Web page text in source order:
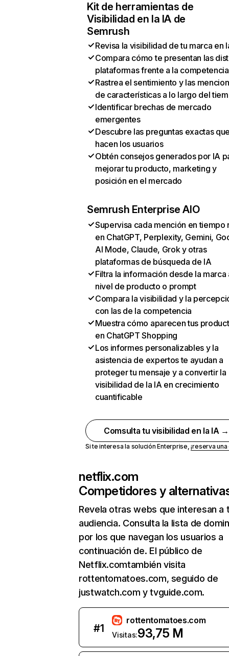
Kit de herramientas de
Visibilidad en la IA de
Semrush
Revisa la visibilidad de tu marca en
Compara cómo te presentan las
plataformas frente a la competencia
Rastrea el sentimiento y las
de características a lo largo del
Identificar brechas de mercado
emergentes
Descubre las preguntas exactas
hacen los usuarios
Obtén consejos generados por IA
mejorar tu producto, marketing y
posición en el mercado
Semrush Enterprise AIO
Supervisa cada mención en tiempo
en ChatGPT, Perplexity, Gemini,
AI Mode, Claude, Grok y otras
plataformas de búsqueda de IA
Filtra la información desde la marca
nivel de producto o prompt
Compara la visibilidad y la
con las de la competencia
Muestra cómo aparecen tus
en ChatGPT Shopping
Los informes personalizables y la
asistencia de expertos te ayudan a
proteger tu mensaje y a convertir la
visibilidad de la IA en crecimiento
cuantificable
Comsulta tu visibilidad en la IA →
Si te interesa la solución Enterprise,¡reserva
netflix.com
Competidores y
Revela otras webs que interesan a
audiencia. Consulta la lista de
por los que navegan los usuarios a
continuación de. El público de
Netflix.comtambién visita
rottentomatoes.com, seguido de
justwatch.com y tvguide.com.
#1
rottentomatoes.com
Visitas:93,75 M